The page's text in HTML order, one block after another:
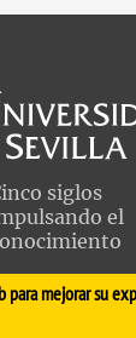
siglos
el
mejorar su